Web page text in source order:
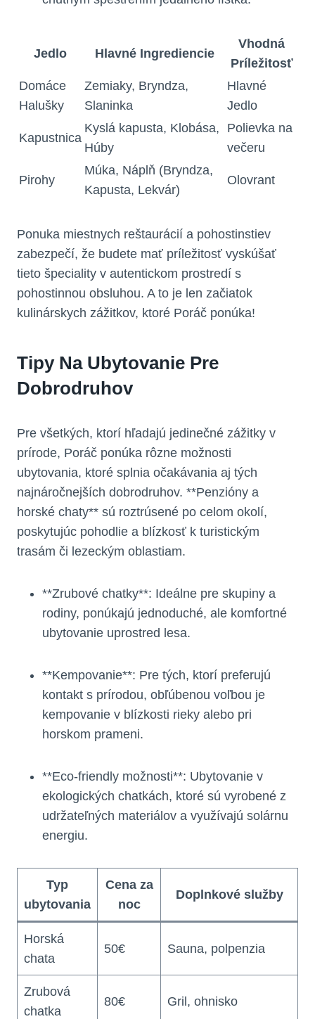
Jedlo Hlavné ​Ingrediencie
Vhodná
Príležitosť
Domáce
⁢Halušky
Zemiaky, Bryndza,
Slaninka
Hlavné
Jedlo
Kapustnica
Kyslá kapusta, Klobása,
Húby
Polievka ⁤na
večeru
Pirohy
Múka, Náplň ​(Bryndza,
Kapusta, Lekvár)
Olovrant
Ponuka miestnych reštaurácií a pohostinstiev
zabezpečí, že budete mať príležitosť vyskúšať
‌tieto špeciality v autentickom ‍prostredí s
pohostinnou obsluhou. A‍ to je len začiatok
⁣kulinárskych zážitkov, ktoré Poráč⁣ ponúka!
Tipy Na Ubytovanie ​pre
Dobrodruhov
Pre všetkých, ‌ktorí hľadajú ⁤jedinečné⁣ zážitky v
prírode, Poráč ponúka rôzne možnosti
ubytovania, ktoré splnia​ očakávania aj tých
najnáročnejších dobrodruhov. **Penzióny​ a
horské chaty** sú roztrúsené po celom okolí,
poskytujúc ⁢pohodlie a blízkosť⁣ k turistickým
trasám​ či lezeckým oblastiam.
**Zrubové chatky**: ⁣Ideálne pre skupiny⁣ a
rodiny,⁤ ponúkajú jednoduché, ale komfortné
ubytovanie uprostred lesa.
**Kempovanie**: Pre tých, ktorí preferujú
kontakt⁣ s prírodou,‌ obľúbenou‌ voľbou je
kempovanie v blízkosti rieky alebo⁤ pri
horskom prameni.
**Eco-friendly možnosti**: Ubytovanie⁤ v
ekologických‍ chatkách, ktoré sú vyrobené⁢ z
udržateľných materiálov‌ a využívajú⁤ solárnu
energiu.
Typ
ubytovania
Cena za​
noc
Doplnkové služby
Horská⁢
chata
50€ Sauna, polpenzia
Zrubová
chatka
80€ Gril, ohnisko